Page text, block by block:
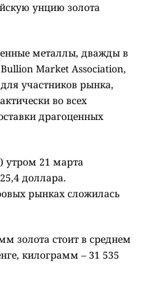
унцию золота
металлы, дважды в
Market Association,
участников рынка,
во всех
драгоценных
утром 21 марта
доллара.
рынках сложилась
золота стоит в среднем
килограмм – 31 535